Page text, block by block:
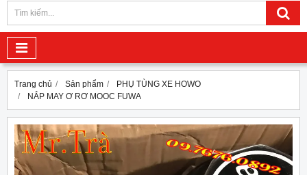
Trang chủ Sản phẩm
PHỤ TÙNG XE HOWO
NẮP MAY Ơ RƠ MOOC FUWA